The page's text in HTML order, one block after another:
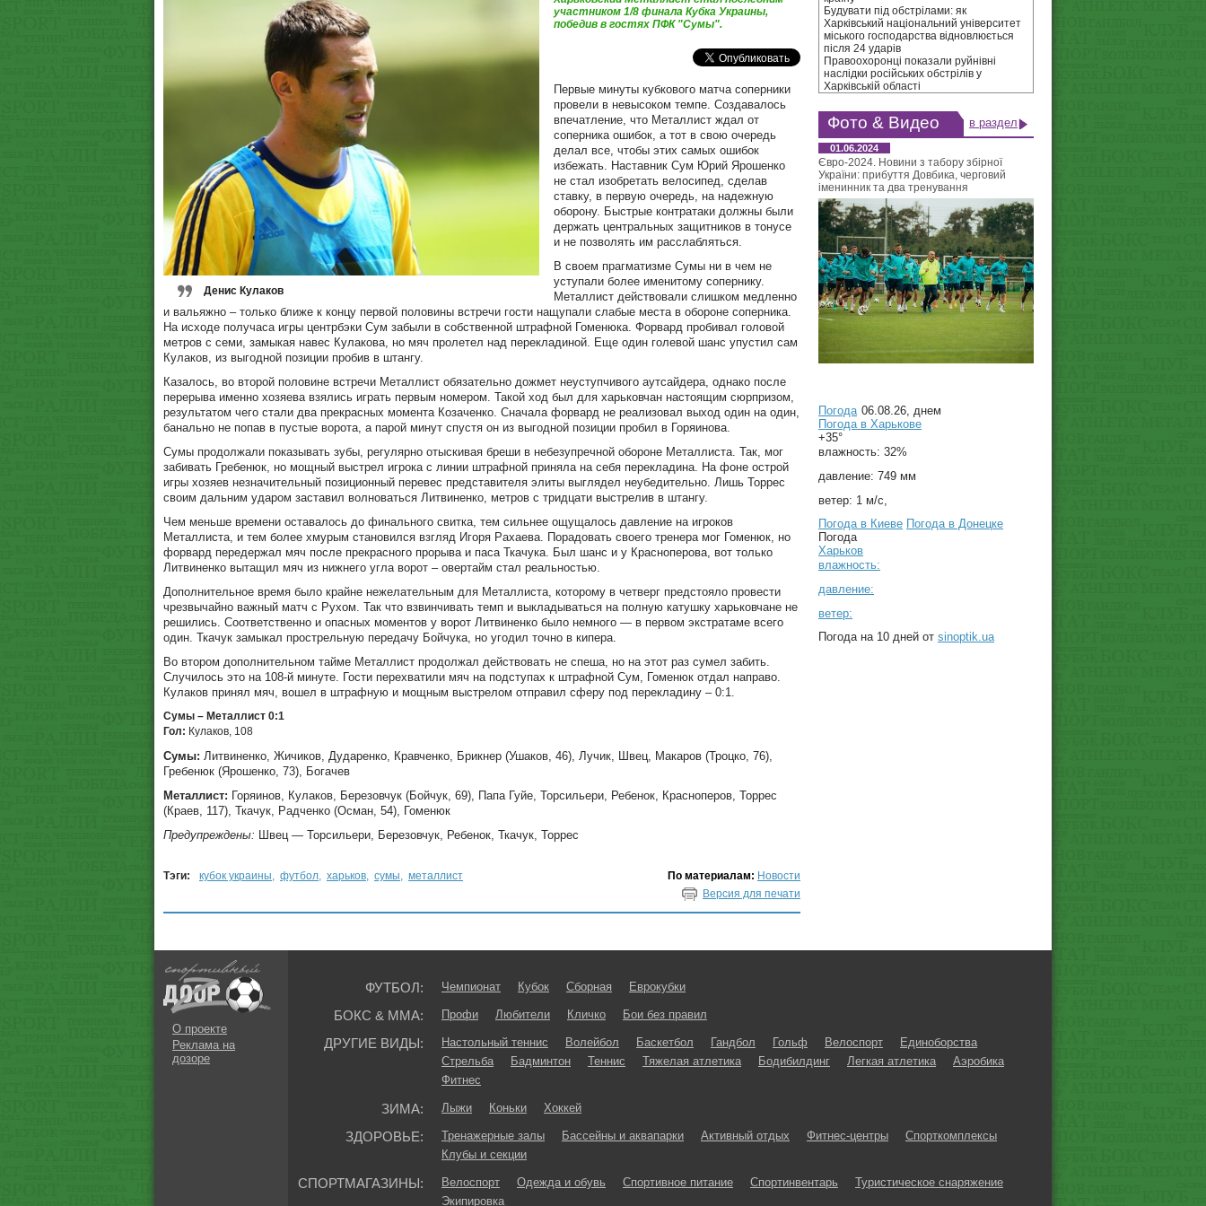
Денис Кулаков
участником 1/8 финала Кубка Украины,
победив в гостях ПФК "Сумы".
Первые минуты кубкового матча соперники
провели в невысоком темпе. Создавалось
впечатление, что Металлист ждал от
соперника ошибок, а тот в свою очередь
делал все, чтобы этих самых ошибок
избежать. Наставник Сум Юрий Ярошенко
не стал изобретать велосипед, сделав
ставку, в первую очередь, на надежную
оборону. Быстрые контратаки должны были
держать центральных защитников в тонусе
и не позволять им расслабляться.
В своем прагматизме Сумы ни в чем не
уступали более именитому сопернику.
Металлист действовали слишком медленно
и вальяжно – только ближе к концу первой половины встречи гости нащупали слабые места в обороне соперника.
На исходе получаса игры центрбэки Сум забыли в собственной штрафной Гоменюка. Форвард пробивал головой
метров с семи, замыкая навес Кулакова, но мяч пролетел над перекладиной. Еще один голевой шанс упустил сам
Кулаков, из выгодной позиции пробив в штангу.
Казалось, во второй половине встречи Металлист обязательно дожмет неуступчивого аутсайдера, однако после
перерыва именно хозяева взялись играть первым номером. Такой ход был для харьковчан настоящим сюрпризом,
результатом чего стали два прекрасных момента Козаченко. Сначала форвард не реализовал выход один на один,
банально не попав в пустые ворота, а парой минут спустя он из выгодной позиции пробил в Горяинова.
Сумы продолжали показывать зубы, регулярно отыскивая бреши в небезупречной обороне Металлиста. Так, мог
забивать Гребенюк, но мощный выстрел игрока с линии штрафной приняла на себя перекладина. На фоне острой
игры хозяев незначительный позиционный перевес представителя элиты выглядел неубедительно. Лишь Торрес
своим дальним ударом заставил волноваться Литвиненко, метров с тридцати выстрелив в штангу.
Чем меньше времени оставалось до финального свитка, тем сильнее ощущалось давление на игроков
Металлиста, и тем более хмурым становился взгляд Игоря Рахаева. Порадовать своего тренера мог Гоменюк, но
форвард передержал мяч после прекрасного прорыва и паса Ткачука. Был шанс и у Красноперова, вот только
Литвиненко вытащил мяч из нижнего угла ворот – овертайм стал реальностью.
Дополнительное время было крайне нежелательным для Металлиста, которому в четверг предстояло провести
чрезвычайно важный матч с Рухом. Так что взвинчивать темп и выкладываться на полную катушку харьковчане не
решились. Соответственно и опасных моментов у ворот Литвиненко было немного — в первом экстратаме всего
один. Ткачук замыкал прострельную передачу Бойчука, но угодил точно в кипера.
Во втором дополнительном тайме Металлист продолжал действовать не спеша, но на этот раз сумел забить.
Случилось это на 108-й минуте. Гости перехватили мяч на подступах к штрафной Сум, Гоменюк отдал направо.
Кулаков принял мяч, вошел в штрафную и мощным выстрелом отправил сферу под перекладину – 0:1.
Сумы – Металлист 0:1
Гол: Кулаков, 108
Сумы: Литвиненко, Жичиков, Дударенко, Кравченко, Брикнер (Ушаков, 46), Лучик, Швец, Макаров (Троцко, 76),
Гребенюк (Ярошенко, 73), Богачев
Металлист: Горяинов, Кулаков, Березовчук (Бойчук, 69), Папа Гуйе, Торсильери, Ребенок, Красноперов, Торрес
(Краев, 117), Ткачук, Радченко (Осман, 54), Гоменюк
Предупреждены: Швец — Торсильери, Березовчук, Ребенок, Ткачук, Торрес
Тэги: кубок украины, футбол, харьков, сумы, металлист По материалам: Новости
Версия для печати
Будувати під обстрілами: як
Харківський національний університет
міського господарства відновлюється
після 24 ударів
Правоохоронці показали руйнівні
наслідки російських обстрілів у
Харківській області
Фото & Видео в раздел
01.06.2024
Євро-2024. Новини з табору збірної
України: прибуття Довбика, черговий
іменинник та два тренування
Погода 06.08.26, днем
Погода в Харькове
+35°
влажность: 32%
давление: 749 мм
ветер: 1 м/с,
Погода в Киеве Погода в Донецке
Погода
Харьков
влажность:
давление:
ветер:
Погода на 10 дней от sinoptik.ua
О проекте
Реклама на
дозоре
ФУТБОЛ: Чемпионат Кубок Сборная Еврокубки
БОКС & ММА: Профи Любители Кличко Бои без правил
ДРУГИЕ ВИДЫ: Настольный теннис Волейбол Баскетбол Гандбол Гольф Велоспорт
Единоборства
Стрельба
Бадминтон Теннис Тяжелая атлетика Бодибилдинг Легкая атлетика
Аэробика
Фитнес
ЗИМА: Лыжи Коньки Хоккей
ЗДОРОВЬЕ: Тренажерные залы Бассейны и аквапарки Активный отдых Фитнес-центры
Спорткомплексы
Клубы и секции
СПОРТМАГАЗИНЫ: Велоспорт Одежда и обувь Спортивное питание Спортинвентарь
Туристическое снаряжение
Экипировка